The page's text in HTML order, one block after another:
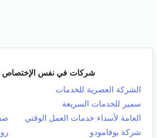
شركات في نفس الإختصاص
الشركة العصرية للخدمات
سمير للخدمات السريعة
العامة لأسداء خدمات العمل الوقتي
شركة يوفامودو